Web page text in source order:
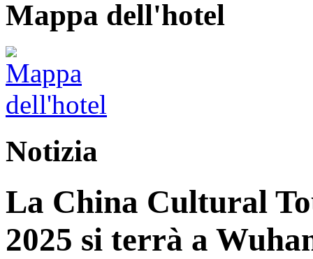
Mappa dell'hotel
Notizia
La China Cultural
2025 si terrà a